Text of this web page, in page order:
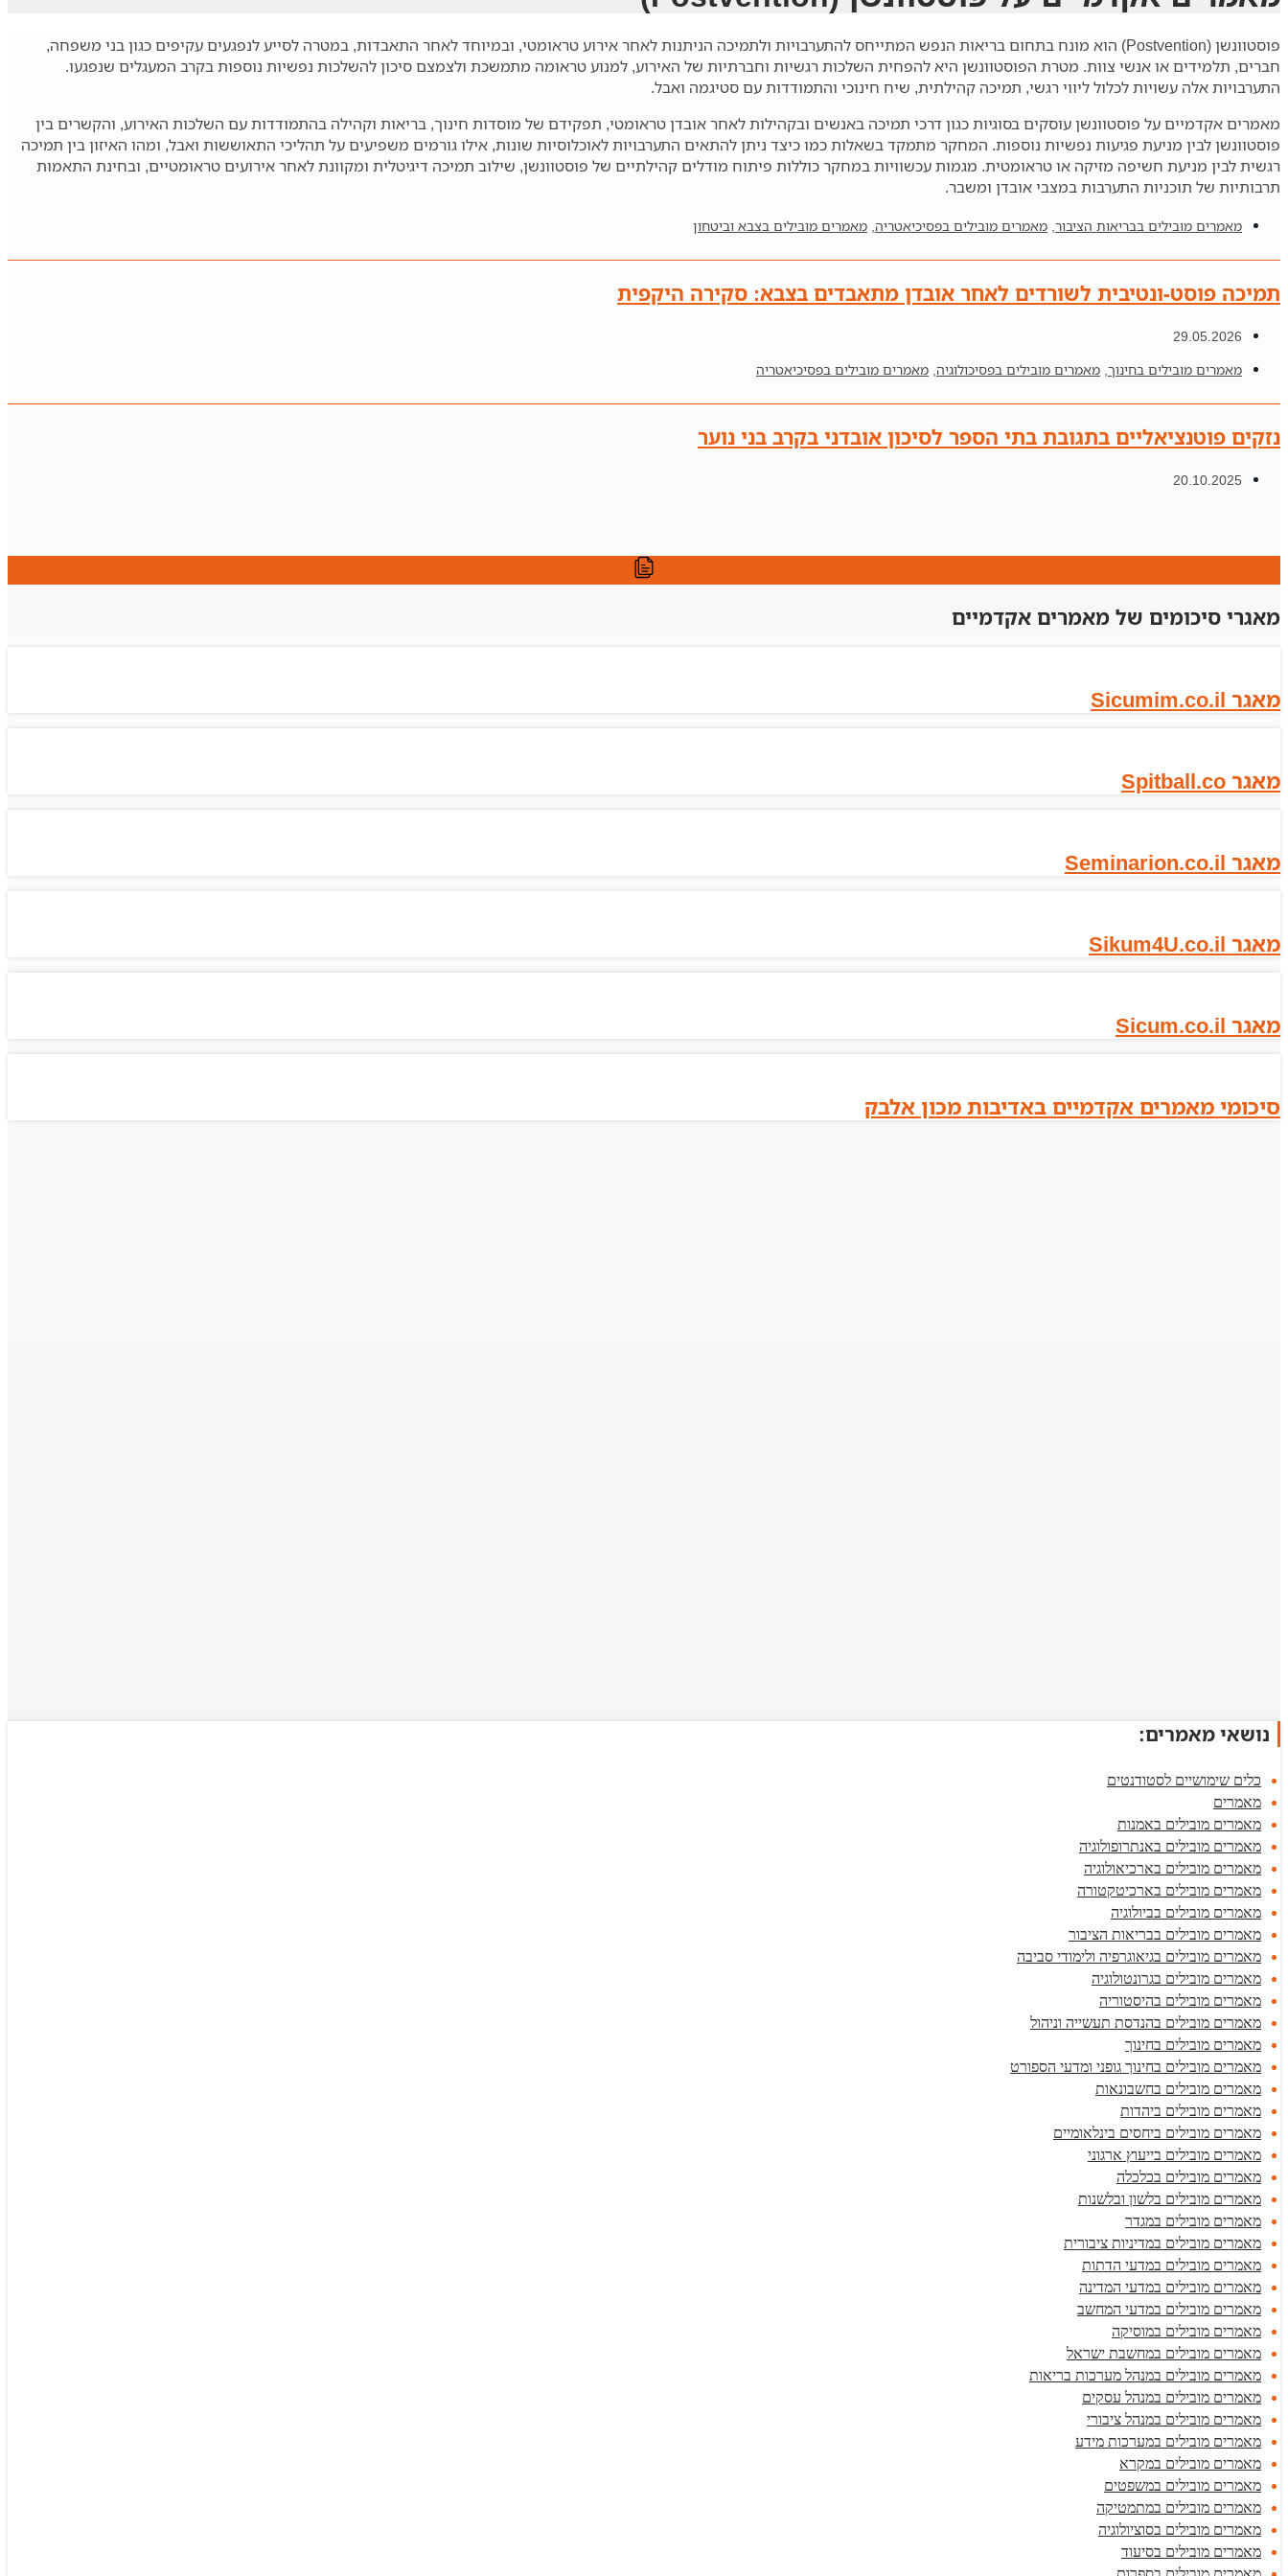
פוסטוונשן (Postvention) הוא מונח בתחום בריאות הנפש המתייחס להתערבויות ולתמיכה הניתנות לאחר אירוע טראומטי, ובמיוחד לאחר התאבדות, במטרה לסייע לנפגעים עקיפים כגון בני משפחה,
חברים, תלמידים או אנשי צוות. מטרת הפוסטוונשן היא להפחית השלכות רגשיות וחברתיות של האירוע, למנוע טראומה מתמשכת ולצמצם סיכון להשלכות נפשיות נוספות בקרב המעגלים שנפגעו.
התערבויות אלה עשויות לכלול ליווי רגשי, תמיכה קהילתית, שיח חינוכי והתמודדות עם סטיגמה ואבל.
מאמרים אקדמיים על פוסטוונשן עוסקים בסוגיות כגון דרכי תמיכה באנשים ובקהילות לאחר אובדן טראומטי, תפקידם של מוסדות חינוך, בריאות וקהילה בהתמודדות עם השלכות האירוע, והקשרים בין
פוסטוונשן לבין מניעת פגיעות נפשיות נוספות. המחקר מתמקד בשאלות כמו כיצד ניתן להתאים התערבויות לאוכלוסיות שונות, אילו גורמים משפיעים על תהליכי התאוששות ואבל, ומהו האיזון בין תמיכה
רגשית לבין מניעת חשיפה מזיקה או טראומטית. מגמות עכשוויות במחקר כוללות פיתוח מודלים קהילתיים של פוסטוונשן, שילוב תמיכה דיגיטלית ומקוונת לאחר אירועים טראומטיים, ובחינת התאמות
תרבותיות של תוכניות התערבות במצבי אובדן ומשבר.
מאמרים מובילים בבריאות הציבור, מאמרים מובילים בפסיכיאטריה, מאמרים מובילים בצבא וביטחון
תמיכה פוסט-ונטיבית לשורדים לאחר אובדן מתאבדים בצבא: סקירה היקפית
29.05.2026
מאמרים מובילים בחינוך, מאמרים מובילים בפסיכולוגיה, מאמרים מובילים בפסיכיאטריה
נזקים פוטנציאליים בתגובת בתי הספר לסיכון אובדני בקרב בני נוער
20.10.2025
מאגרי סיכומים של מאמרים אקדמיים
מאגר Sicumim.co.il
מאגר Spitball.co
מאגר Seminarion.co.il
מאגר Sikum4U.co.il
מאגר Sicum.co.il
סיכומי מאמרים אקדמיים באדיבות מכון אלבק
נושאי מאמרים:
כלים שימושיים לסטודנטים
מאמרים
מאמרים מובילים באמנות
מאמרים מובילים באנתרופולוגיה
מאמרים מובילים בארכיאולוגיה
מאמרים מובילים בארכיטקטורה
מאמרים מובילים בביולוגיה
מאמרים מובילים בבריאות הציבור
מאמרים מובילים בגיאוגרפיה ולימודי סביבה
מאמרים מובילים בגרונטולוגיה
מאמרים מובילים בהיסטוריה
מאמרים מובילים בהנדסת תעשייה וניהול
מאמרים מובילים בחינוך
מאמרים מובילים בחינוך גופני ומדעי הספורט
מאמרים מובילים בחשבונאות
מאמרים מובילים ביהדות
מאמרים מובילים ביחסים בינלאומיים
מאמרים מובילים בייעוץ ארגוני
מאמרים מובילים בכלכלה
מאמרים מובילים בלשון ובלשנות
מאמרים מובילים במגדר
מאמרים מובילים במדיניות ציבורית
מאמרים מובילים במדעי הדתות
מאמרים מובילים במדעי המדינה
מאמרים מובילים במדעי המחשב
מאמרים מובילים במוסיקה
מאמרים מובילים במחשבת ישראל
מאמרים מובילים במנהל מערכות בריאות
מאמרים מובילים במנהל עסקים
מאמרים מובילים במנהל ציבורי
מאמרים מובילים במערכות מידע
מאמרים מובילים במקרא
מאמרים מובילים במשפטים
מאמרים מובילים במתמטיקה
מאמרים מובילים בסוציולוגיה
מאמרים מובילים בסיעוד